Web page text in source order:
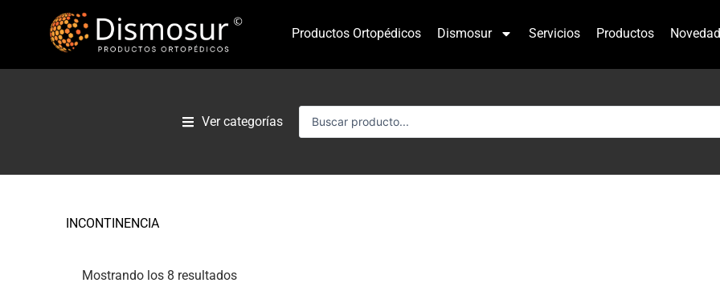
contenido
Productos Ortopédicos Dismosur Servicios Productos
Ver categorías
INCONTINENCIA
Mostrando los 8 resultados